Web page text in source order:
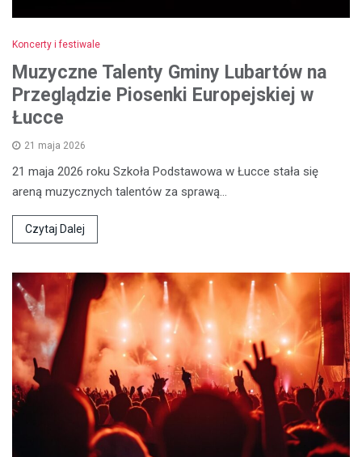
Koncerty i festiwale
Muzyczne Talenty Gminy Lubartów na
Przeglądzie Piosenki Europejskiej w
Łucce
21 maja 2026
21 maja 2026 roku Szkoła Podstawowa w Łucce stała się
areną muzycznych talentów za sprawą…
Czytaj Dalej